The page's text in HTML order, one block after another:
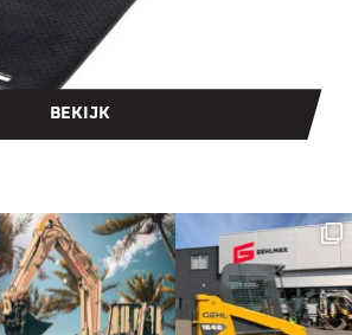
BEKIJK